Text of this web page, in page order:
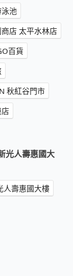
池
店 太平水林店
百貨
秋紅谷門市
光人壽惠國大
壽惠國大樓